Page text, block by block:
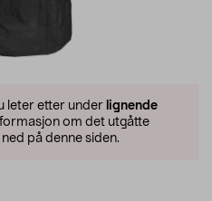
leter etter under lignende
om det utgåtte
på denne siden.